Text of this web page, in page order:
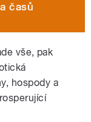
časů
vše, pak
hospody a